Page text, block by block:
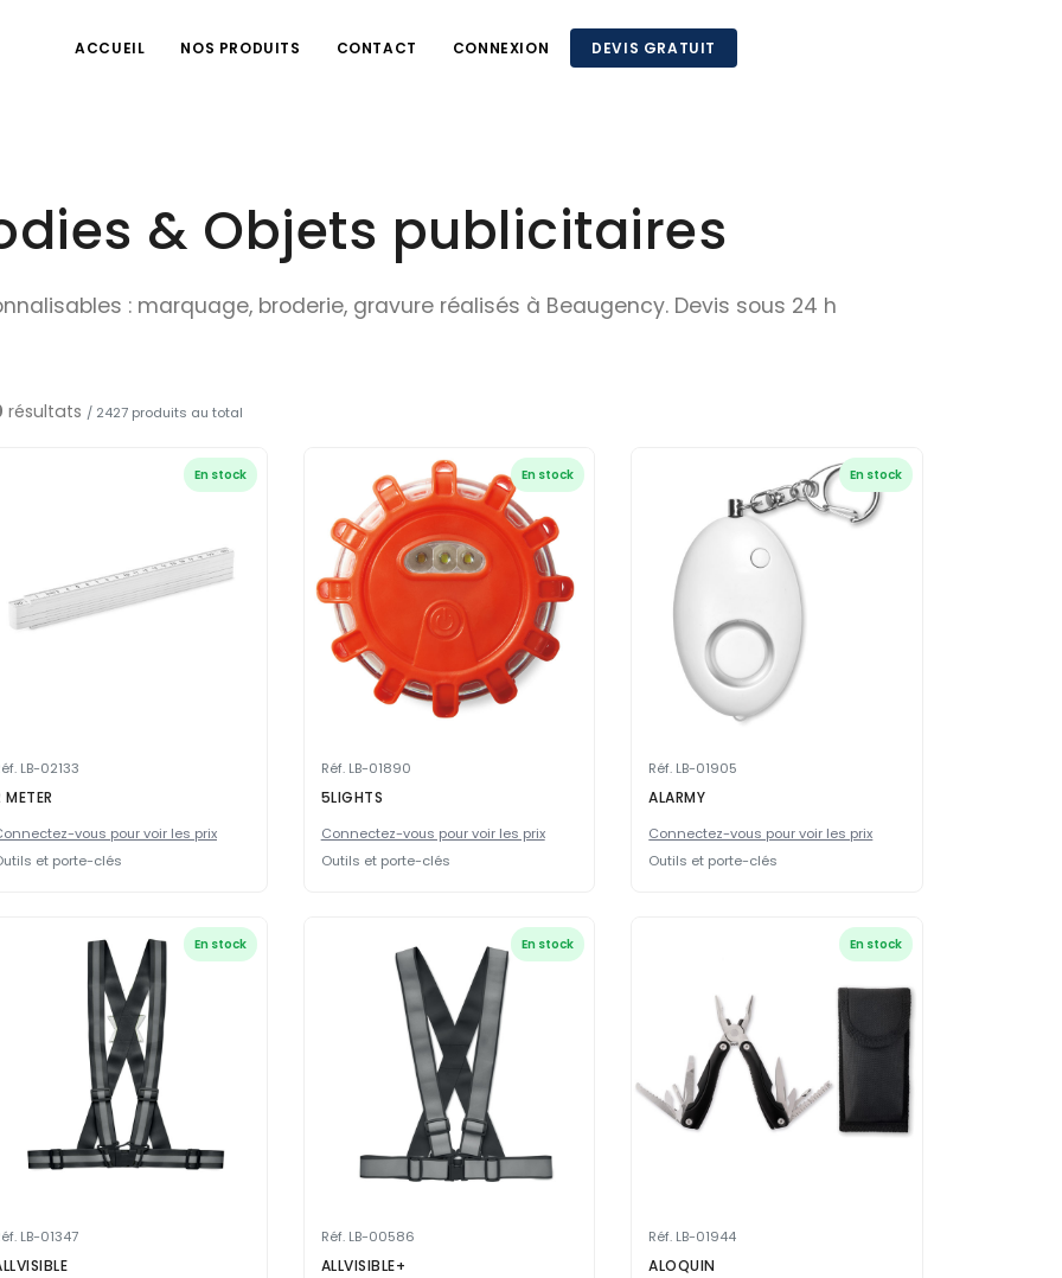
ACCUEIL NOS PRODUITS CONTACT CONNEXION DEVIS GRATUIT
& Objets publicitaires
: marquage, broderie, gravure réalisés à Beaugency. Devis sous 24 h
résultats / 2427 produits au total
En stock
LB-02133
METER
vous pour voir les prix
et porte-clés
En stock
Réf. LB-01890
5LIGHTS
Connectez-vous pour voir les prix
Outils et porte-clés
En stock
Réf. LB-01905
ALARMY
Connectez-vous pour voir les prix
Outils et porte-clés
En stock
LB-01347
En stock
Réf. LB-00586
ALLVISIBLE+
En stock
Réf. LB-01944
ALOQUIN